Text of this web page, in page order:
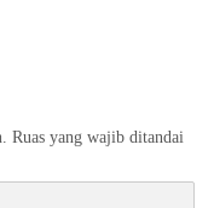
Ruas yang wajib ditandai